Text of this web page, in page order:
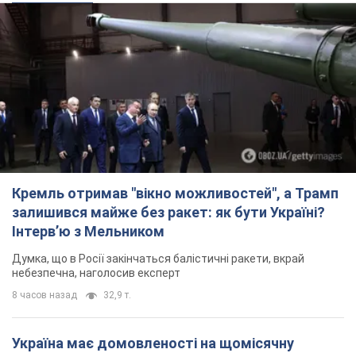
Кремль отримав "вікно можливостей", а Трамп
залишився майже без ракет: як бути Україні?
Інтерв’ю з Мельником
Думка, що в Росії закінчаться балістичні ракети, вкрай
небезпечна, наголосив експерт
8 часов назад 32,9 т.
Україна має домовленості на щомісячну